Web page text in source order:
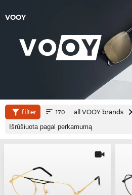
VOOY
filter 170 all VOOY brands